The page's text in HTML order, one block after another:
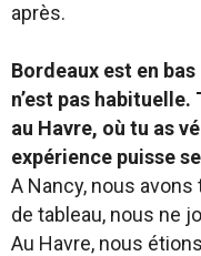
après.
Bordeaux est en
n’est pas
au Havre, où tu as
expérience puisse
A Nancy, nous
de tableau, nous ne
Au Havre, nous